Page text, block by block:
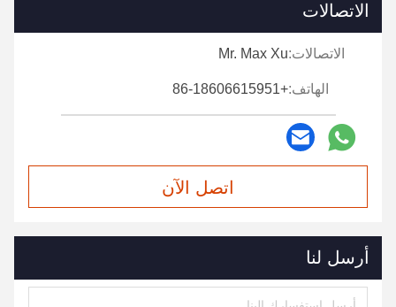
الاتصالات
الاتصالات:Mr. Max Xu
الهاتف:+86-18606615951
اتصل الآن
أرسل لنا